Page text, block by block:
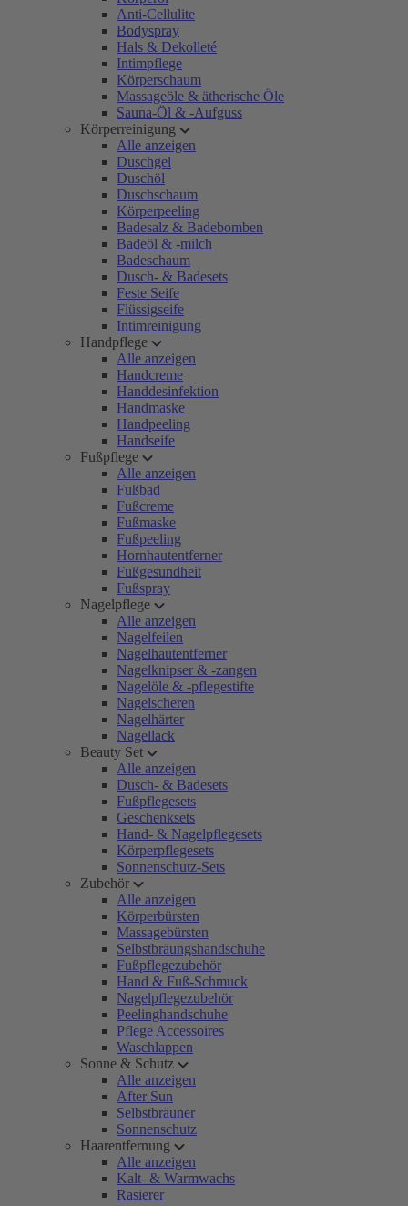
Anti-Cellulite
Bodyspray
Hals & Dekolleté
Intimpflege
Körperschaum
Massageöle & ätherische Öle
Sauna-Öl & -Aufguss
Körperreinigung
Alle anzeigen
Duschgel
Duschöl
Duschschaum
Körperpeeling
Badesalz & Badebomben
Badeöl & -milch
Badeschaum
Dusch- & Badesets
Feste Seife
Flüssigseife
Intimreinigung
Handpflege
Alle anzeigen
Handcreme
Handdesinfektion
Handmaske
Handpeeling
Handseife
Fußpflege
Alle anzeigen
Fußbad
Fußcreme
Fußmaske
Fußpeeling
Hornhautentferner
Fußgesundheit
Fußspray
Nagelpflege
Alle anzeigen
Nagelfeilen
Nagelhautentferner
Nagelknipser & -zangen
Nagelöle & -pflegestifte
Nagelscheren
Nagelhärter
Nagellack
Beauty Set
Alle anzeigen
Dusch- & Badesets
Fußpflegesets
Geschenksets
Hand- & Nagelpflegesets
Körperpflegesets
Sonnenschutz-Sets
Zubehör
Alle anzeigen
Körperbürsten
Massagebürsten
Selbstbräungshandschuhe
Fußpflegezubehör
Hand & Fuß-Schmuck
Nagelpflegezubehör
Peelinghandschuhe
Pflege Accessoires
Waschlappen
Sonne & Schutz
Alle anzeigen
After Sun
Selbstbräuner
Sonnenschutz
Haarentfernung
Alle anzeigen
Kalt- & Warmwachs
Rasierer